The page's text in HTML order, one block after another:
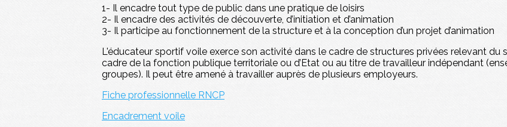
1- Il encadre tout type de public dans une pratique de loisirs
2- Il encadre des activités de découverte, d’initiation et d’animation
3- Il participe au fonctionnement de la structure et à la conception d’un projet d’animation
L'éducateur sportif voile exerce son activité dans le cadre de structures privées relevant du
cadre de la fonction publique territoriale ou d’Etat ou au titre de travailleur indépendant
groupes). Il peut être amené à travailler auprès de plusieurs employeurs.
Fiche professionnelle RNCP
Encadrement voile